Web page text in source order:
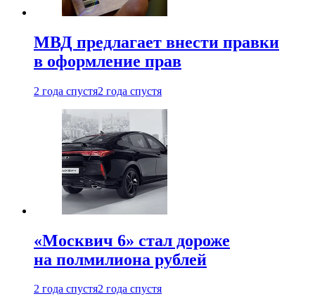
МВД предлагает внести правки
в оформление прав
2 года спустя2 года спустя
«Москвич 6» стал дороже
на полмилиона рублей
2 года спустя2 года спустя